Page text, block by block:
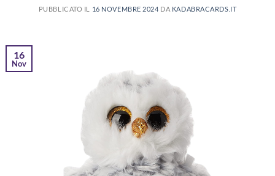
PUBBLICATO IL 16 NOVEMBRE 2024 DA KADABRACARDS.IT
16
Nov